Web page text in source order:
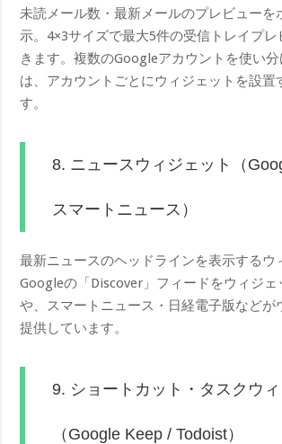
未読メール数・最新メールのプレビューを
示。4×3サイズで最大5件の受信トレイプ
きます。複数のGoogleアカウントを使い
は、アカウントごとにウィジェットを設置
す。
8. ニュースウィジェット（
スマートニュース）
最新ニュースのヘッドラインを表示するウ
Googleの「Discover」フィードをウィジ
や、スマートニュース・日経電子版などが
提供しています。
9. ショートカット・タスクウィ
（Google Keep / Todoist）